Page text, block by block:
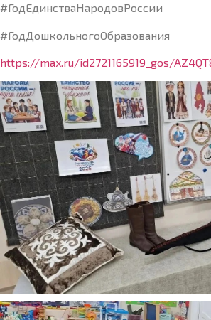
#ГодЕдинстваНародовРоссии
#ГодДошкольногоОбразования
https://max.ru/id2721165919_gos/